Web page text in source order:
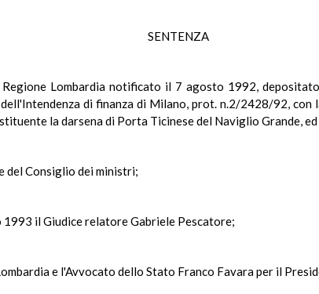
SENTENZA
Lombardia notificato il 7 agosto 1992,
di finanza di Milano, prot. n.2/2428/92, con
la darsena di Porta Ticinese del Naviglio Grande,
del Consiglio dei ministri;
il Giudice relatore Gabriele Pescatore;
e l'Avvocato dello Stato Franco Favara per il